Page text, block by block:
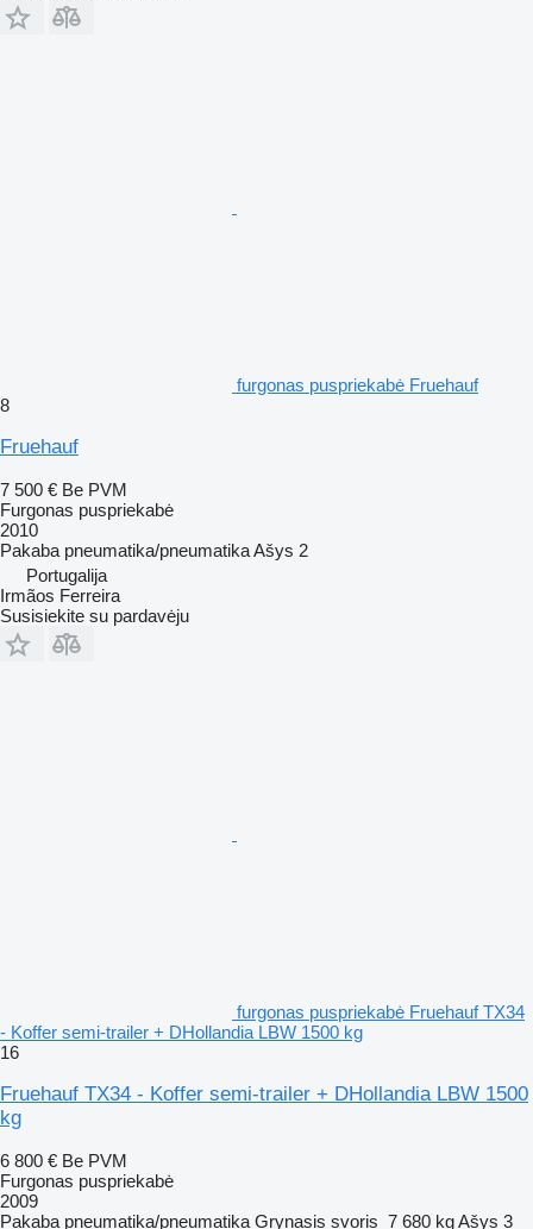
furgonas puspriekabė Fruehauf
8
Fruehauf
7 500 € Be PVM
Furgonas puspriekabė
2010
Pakaba pneumatika/pneumatikaAšys 2
Portugalija
Irmãos Ferreira
Susisiekite su pardavėju
furgonas puspriekabė Fruehauf TX34
- Koffer semi-trailer + DHollandia LBW 1500 kg
16
Fruehauf TX34 - Koffer semi-trailer + DHollandia LBW 1500
kg
6 800 € Be PVM
Furgonas puspriekabė
2009
Pakaba pneumatika/pneumatika Grynasis svoris 7 680 kgAšys 3